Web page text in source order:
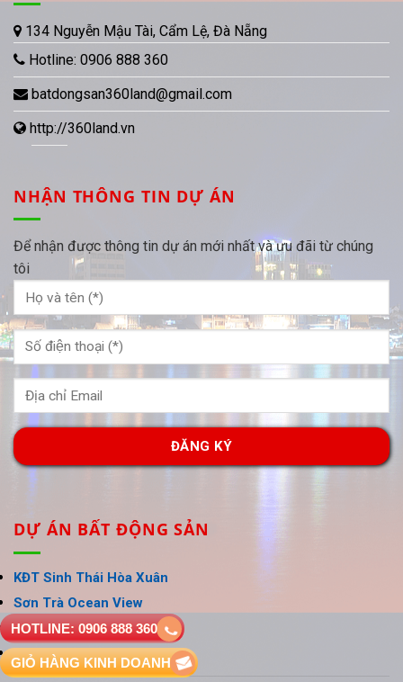
134 Nguyễn Mậu Tài, Cẩm Lệ, Đà Nẵng
Hotline: 0906 888 360
batdongsan360land@gmail.com
http://360land.vn
NHẬN THÔNG TIN DỰ ÁN
Để nhận được thông tin dự án mới nhất và ưu đãi từ chúng
tôi
DỰ ÁN BẤT ĐỘNG SẢN
KĐT Sinh Thái Hòa Xuân
Sơn Trà Ocean View
Homeland Paradise Village
GOLDEN HILL
HOTLINE: 0906 888 360
GIỎ HÀNG KINH DOANH